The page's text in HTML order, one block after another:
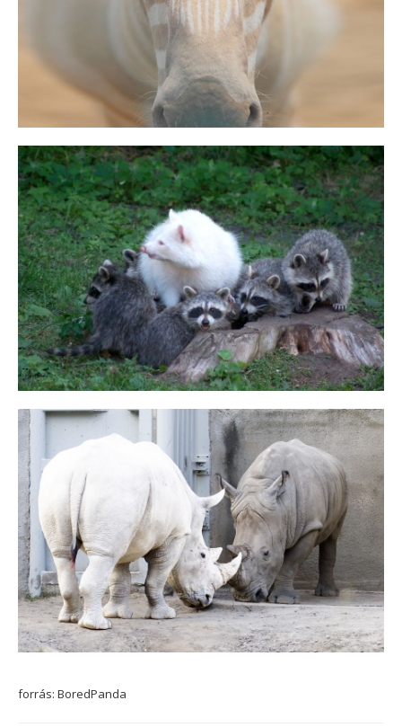
forrás: BoredPanda